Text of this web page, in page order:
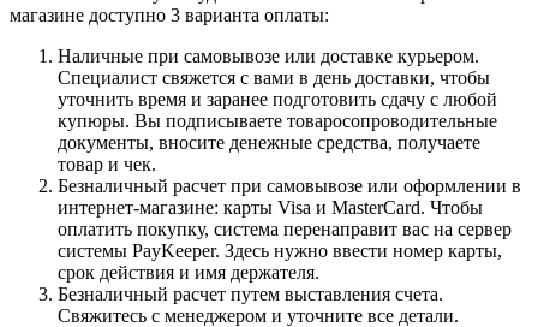
магазине доступно 3 варианта оплаты:
Наличные при самовывозе или доставке курьером.
Специалист свяжется с вами в день доставки, чтобы
уточнить время и заранее подготовить сдачу с любой
купюры. Вы подписываете товаросопроводительные
документы, вносите денежные средства, получаете
товар и чек.
Безналичный расчет при самовывозе или оформлении в
интернет-магазине: карты Visa и MasterCard. Чтобы
оплатить покупку, система перенаправит вас на сервер
системы PayKeeper. Здесь нужно ввести номер карты,
срок действия и имя держателя.
Безналичный расчет путем выставления счета.
Свяжитесь с менеджером и уточните все детали.